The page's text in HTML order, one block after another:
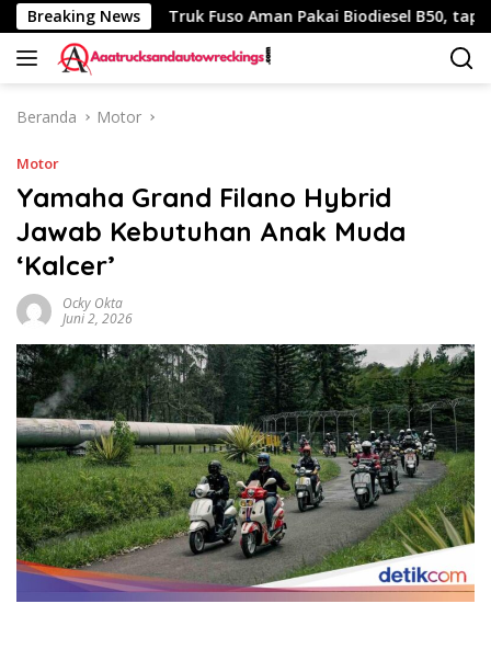
Langsung
ke
konten
Breaking News
Km Truk Fuso Aman Pakai Biodiesel B50, tapi Ada
Beranda Motor
Motor
Yamaha Grand Filano Hybrid
Jawab Kebutuhan Anak Muda
‘Kalcer’
Ocky Okta
Juni 2, 2026